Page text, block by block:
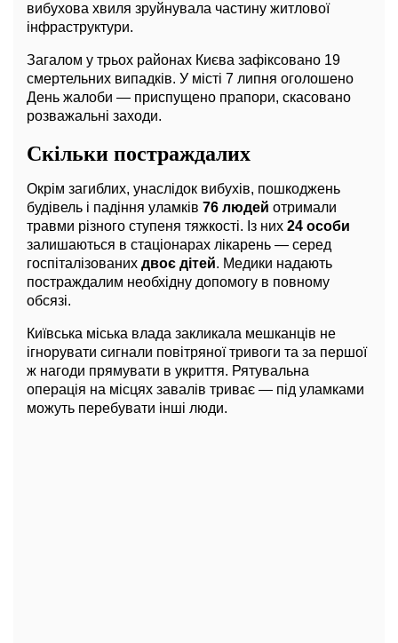
вибухова хвиля зруйнувала частину житлової
інфраструктури.
Загалом у трьох районах Києва зафіксовано 19
смертельних випадків. У місті 7 липня оголошено
День жалоби — приспущено прапори, скасовано
розважальні заходи.
Скільки постраждалих
Окрім загиблих, унаслідок вибухів, пошкоджень
будівель і падіння уламків 76 людей отримали
травми різного ступеня тяжкості. Із них 24 особи
залишаються в стаціонарах лікарень — серед
госпіталізованих двоє дітей. Медики надають
постраждалим необхідну допомогу в повному
обсязі.
Київська міська влада закликала мешканців не
ігнорувати сигнали повітряної тривоги та за першої
ж нагоди прямувати в укриття. Рятувальна
операція на місцях завалів триває — під уламками
можуть перебувати інші люди.